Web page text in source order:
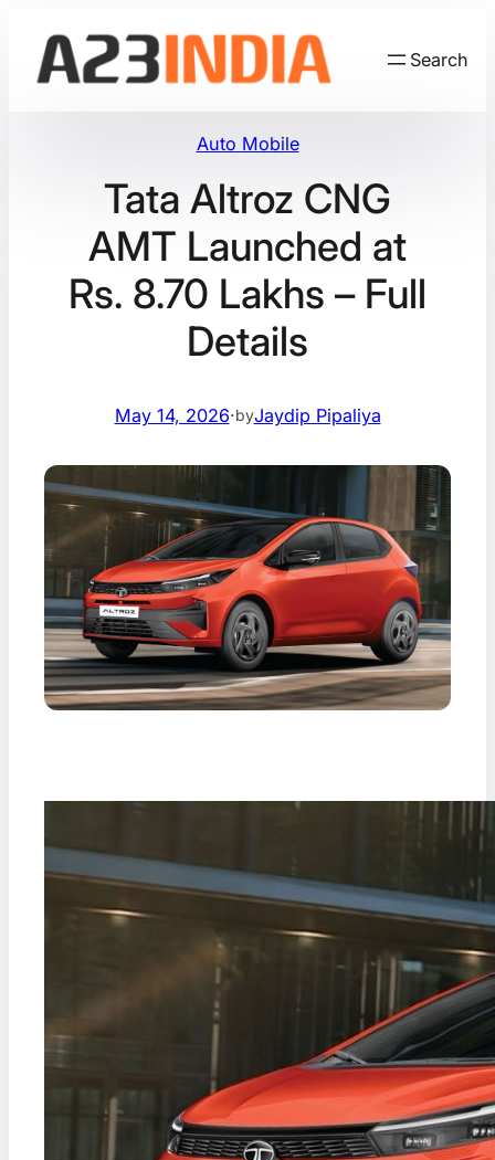
content
Search
Auto Mobile
Tata Altroz CNG
AMT Launched at
Rs. 8.70 Lakhs – Full
Details
May 14, 2026·byJaydip Pipaliya